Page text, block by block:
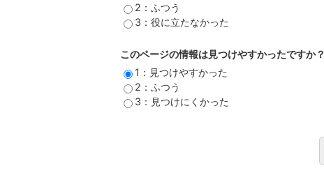
2：ふつう
3：役に立たなかった
このページの情報は見つけやすかったですか？
1：見つけやすかった
2：ふつう
3：見つけにくかった